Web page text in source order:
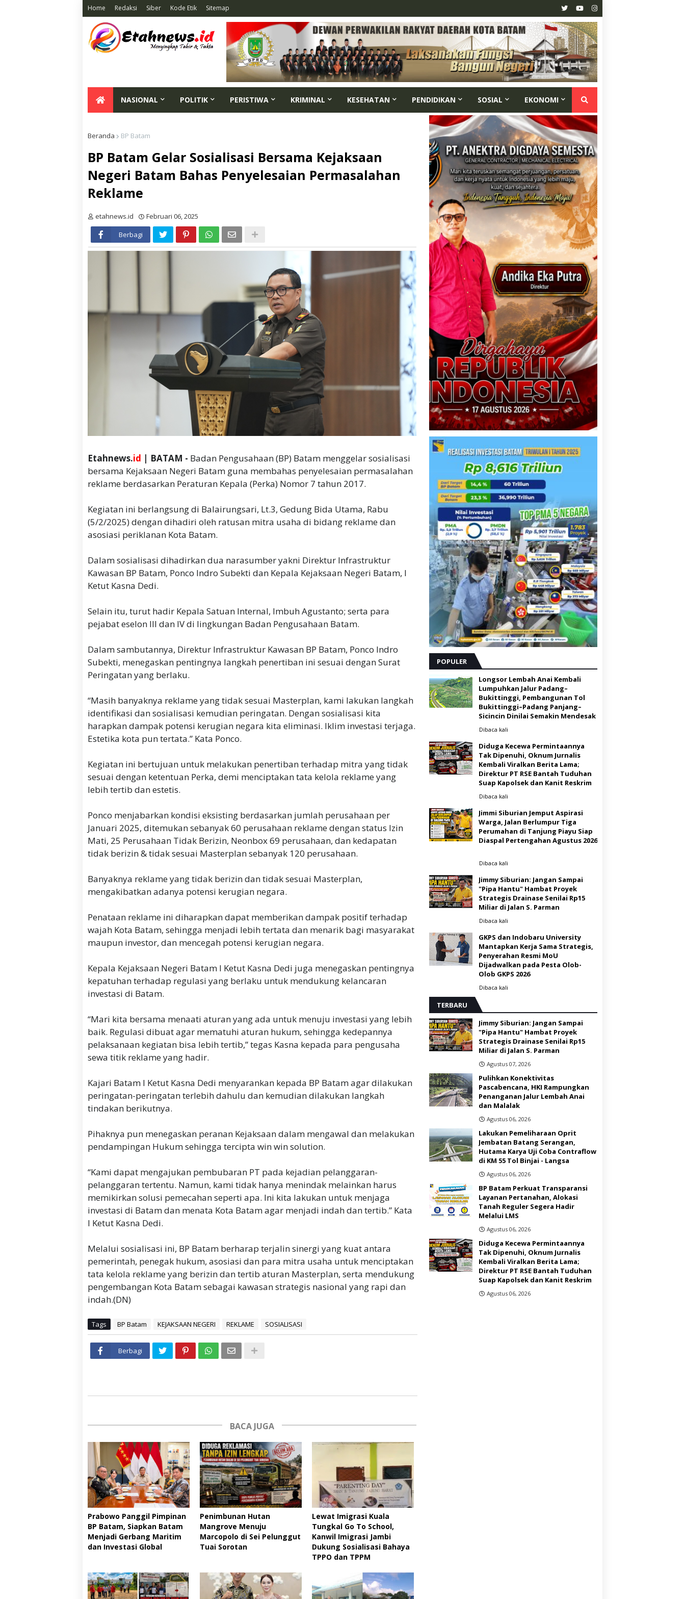
Home Redaksi Siber Kode Etik Sitemap
NASIONAL POLITIK PERISTIWA KRIMINAL KESEHATAN PENDIDIKAN SOSIAL EKONOMI
Beranda BP Batam
BP Batam Gelar Sosialisasi Bersama Kejaksaan
Negeri Batam Bahas Penyelesaian Permasalahan
Reklame
etahnews.id
Februari 06, 2025
Berbagi
Etahnews.id | BATAM - Badan Pengusahaan (BP) Batam menggelar sosialisasi
bersama Kejaksaan Negeri Batam guna membahas penyelesaian permasalahan
reklame berdasarkan Peraturan Kepala (Perka) Nomor 7 tahun 2017.
Kegiatan ini berlangsung di Balairungsari, Lt.3, Gedung Bida Utama, Rabu
(5/2/2025) dengan dihadiri oleh ratusan mitra usaha di bidang reklame dan
asosiasi periklanan Kota Batam.
Dalam sosialisasi dihadirkan dua narasumber yakni Direktur Infrastruktur
Kawasan BP Batam, Ponco Indro Subekti dan Kepala Kejaksaan Negeri Batam, I
Ketut Kasna Dedi.
Selain itu, turut hadir Kepala Satuan Internal, Imbuh Agustanto; serta para
pejabat eselon III dan IV di lingkungan Badan Pengusahaan Batam.
Dalam sambutannya, Direktur Infrastruktur Kawasan BP Batam, Ponco Indro
Subekti, menegaskan pentingnya langkah penertiban ini sesuai dengan Surat
Peringatan yang berlaku.
“Masih banyaknya reklame yang tidak sesuai Masterplan, kami lakukan langkah
identifikasi dan sosialisasi kemudian peringatan. Dengan sosialisasi kita
harapkan dampak potensi kerugian negara kita eliminasi. Iklim investasi terjaga.
Estetika kota pun tertata.” Kata Ponco.
Kegiatan ini bertujuan untuk melakukan penertiban terhadap mitra yang tidak
sesuai dengan ketentuan Perka, demi menciptakan tata kelola reklame yang
lebih tertib dan estetis.
Ponco menjabarkan kondisi eksisting berdasarkan jumlah perusahaan per
Januari 2025, ditemukan sebanyak 60 perusahaan reklame dengan status Izin
Mati, 25 Perusahaan Tidak Berizin, Neonbox 69 perusahaan, dan kedapatan
tidak berizin & tidak sesuai Masterplan sebanyak 120 perusahaan.
Banyaknya reklame yang tidak berizin dan tidak sesuai Masterplan,
mengakibatkan adanya potensi kerugian negara.
Penataan reklame ini diharapkan dapat memberikan dampak positif terhadap
wajah Kota Batam, sehingga menjadi lebih tertata dan menarik bagi masyarakat
maupun investor, dan mencegah potensi kerugian negara.
Kepala Kejaksaan Negeri Batam I Ketut Kasna Dedi juga menegaskan pentingnya
kepatuhan terhadap regulasi yang berlaku untuk mendukung kelancaran
investasi di Batam.
“Mari kita bersama menaati aturan yang ada untuk menuju investasi yang lebih
baik. Regulasi dibuat agar mematuhi aturan hukum, sehingga kedepannya
pelaksanaan kegiatan bisa lebih tertib,” tegas Kasna kepada para pengusaha
sewa titik reklame yang hadir.
Kajari Batam I Ketut Kasna Dedi menyarankan kepada BP Batam agar dilakukan
peringatan-peringatan terlebih dahulu dan kemudian dilakukan langkah
tindakan berikutnya.
Pihaknya pun menegaskan peranan Kejaksaan dalam mengawal dan melakukan
pendampingan Hukum sehingga tercipta win win solution.
“Kami dapat mengajukan pembubaran PT pada kejadian pelanggaran-
pelanggaran tertentu. Namun, kami tidak hanya menindak melainkan harus
memikirkan solusi pemecahan seperti apa. Ini kita lakukan untuk menjaga
investasi di Batam dan menata Kota Batam agar menjadi indah dan tertib.” Kata
I Ketut Kasna Dedi.
Melalui sosialisasi ini, BP Batam berharap terjalin sinergi yang kuat antara
pemerintah, penegak hukum, asosiasi dan para mitra usaha untuk menciptakan
tata kelola reklame yang berizin dan tertib aturan Masterplan, serta mendukung
pengembangan Kota Batam sebagai kawasan strategis nasional yang rapi dan
indah.(DN)
Tags BP Batam KEJAKSAAN NEGERI REKLAME SOSIALISASI
Berbagi
BACA JUGA
Prabowo Panggil Pimpinan
BP Batam, Siapkan Batam
Menjadi Gerbang Maritim
dan Investasi Global
Penimbunan Hutan
Mangrove Menuju
Marcopolo di Sei Pelunggut
Tuai Sorotan
Lewat Imigrasi Kuala
Tungkal Go To School,
Kanwil Imigrasi Jambi
Dukung Sosialisasi Bahaya
TPPO dan TPPM
POPULER
Longsor Lembah Anai Kembali
Lumpuhkan Jalur Padang–
Bukittinggi, Pembangunan Tol
Bukittinggi–Padang Panjang–
Sicincin Dinilai Semakin Mendesak
Dibaca kali
Diduga Kecewa Permintaannya
Tak Dipenuhi, Oknum Jurnalis
Kembali Viralkan Berita Lama;
Direktur PT RSE Bantah Tuduhan
Suap Kapolsek dan Kanit Reskrim
Dibaca kali
Jimmi Siburian Jemput Aspirasi
Warga, Jalan Berlumpur Tiga
Perumahan di Tanjung Piayu Siap
Diaspal Pertengahan Agustus 2026
Dibaca kali
Jimmy Siburian: Jangan Sampai
"Pipa Hantu" Hambat Proyek
Strategis Drainase Senilai Rp15
Miliar di Jalan S. Parman
Dibaca kali
GKPS dan Indobaru University
Mantapkan Kerja Sama Strategis,
Penyerahan Resmi MoU
Dijadwalkan pada Pesta Olob-
Olob GKPS 2026 ‎
Dibaca kali
TERBARU
Jimmy Siburian: Jangan Sampai
"Pipa Hantu" Hambat Proyek
Strategis Drainase Senilai Rp15
Miliar di Jalan S. Parman
Agustus 07, 2026
Pulihkan Konektivitas
Pascabencana, HKI Rampungkan
Penanganan Jalur Lembah Anai
dan Malalak
Agustus 06, 2026
Lakukan Pemeliharaan Oprit
Jembatan Batang Serangan,
Hutama Karya Uji Coba Contraflow
di KM 55 Tol Binjai - Langsa
Agustus 06, 2026
BP Batam Perkuat Transparansi
Layanan Pertanahan, Alokasi
Tanah Reguler Segera Hadir
Melalui LMS
Agustus 06, 2026
Diduga Kecewa Permintaannya
Tak Dipenuhi, Oknum Jurnalis
Kembali Viralkan Berita Lama;
Direktur PT RSE Bantah Tuduhan
Suap Kapolsek dan Kanit Reskrim
Agustus 06, 2026